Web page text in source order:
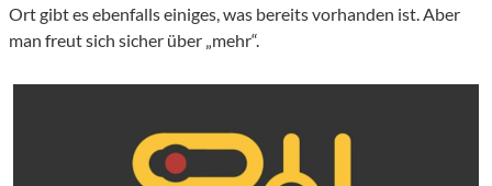
Ort gibt es ebenfalls einiges, was bereits vorhanden ist. Aber
man freut sich sicher über „mehr“.